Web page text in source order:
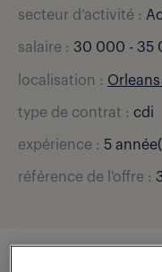
secteur d’activité :
salaire : 30 000 - 35
localisation :
type de contrat : cdi
expérience : 5
référence de l'offre :